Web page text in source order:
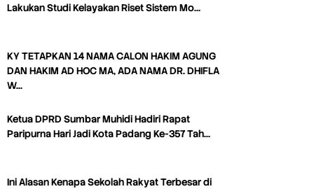
Lakukan Studi Kelayakan Riset Sistem Mo…
KY TETAPKAN 14 NAMA CALON HAKIM AGUNG
DAN HAKIM AD HOC MA, ADA NAMA DR. DHIFLA
W…
Ketua DPRD Sumbar Muhidi Hadiri Rapat
Paripurna Hari Jadi Kota Padang Ke-357 Tah…
Ini Alasan Kenapa Sekolah Rakyat Terbesar di